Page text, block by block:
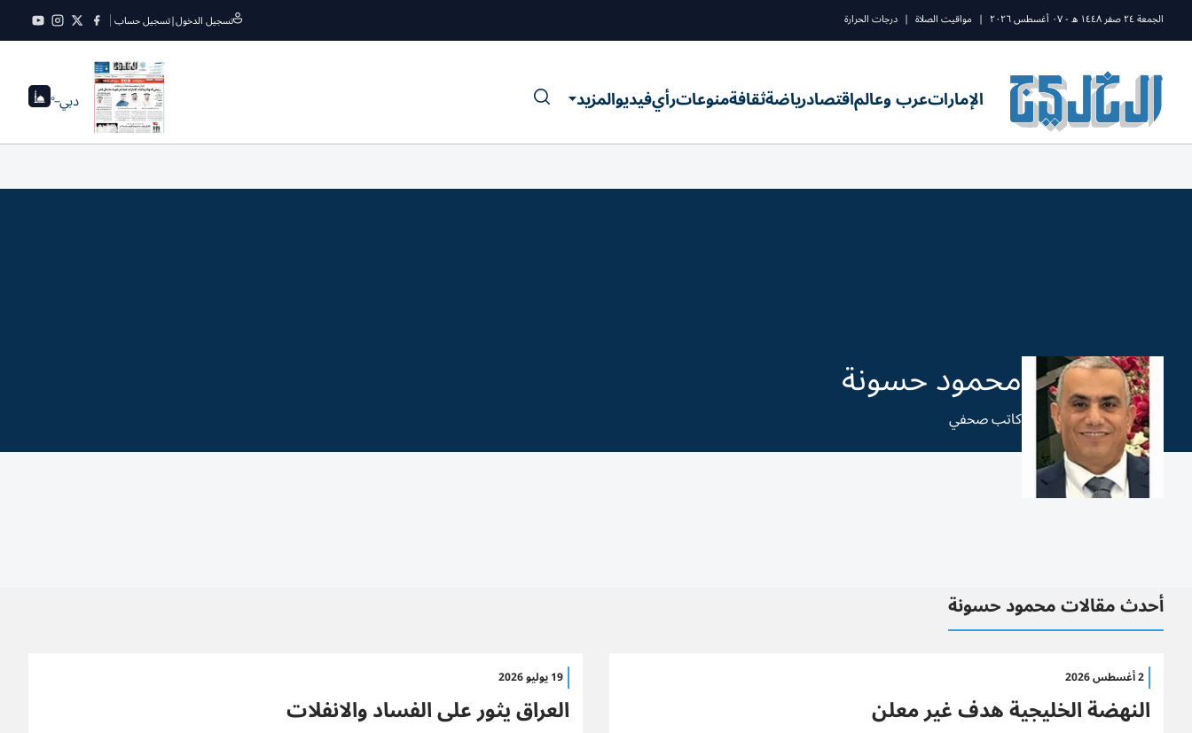
الجمعة ٢٤ صفر ١٤٤٨ ه - ٠٧ أغسطس ٢٠٢٦ | مواقيت الصلاة | درجات الحرارة تسجيل الدخول|تسجيل حساب
الإماراتعرب وعالماقتصادرياضةثقافةمنوعاترأيفيديوالمزيد دبي--°
محمود حسونة
كاتب صحفي
أحدث مقالات محمود حسونة
2 أغسطس 2026
النهضة الخليجية هدف غير معلن
19 يوليو 2026
العراق يثور على الفساد والانفلات